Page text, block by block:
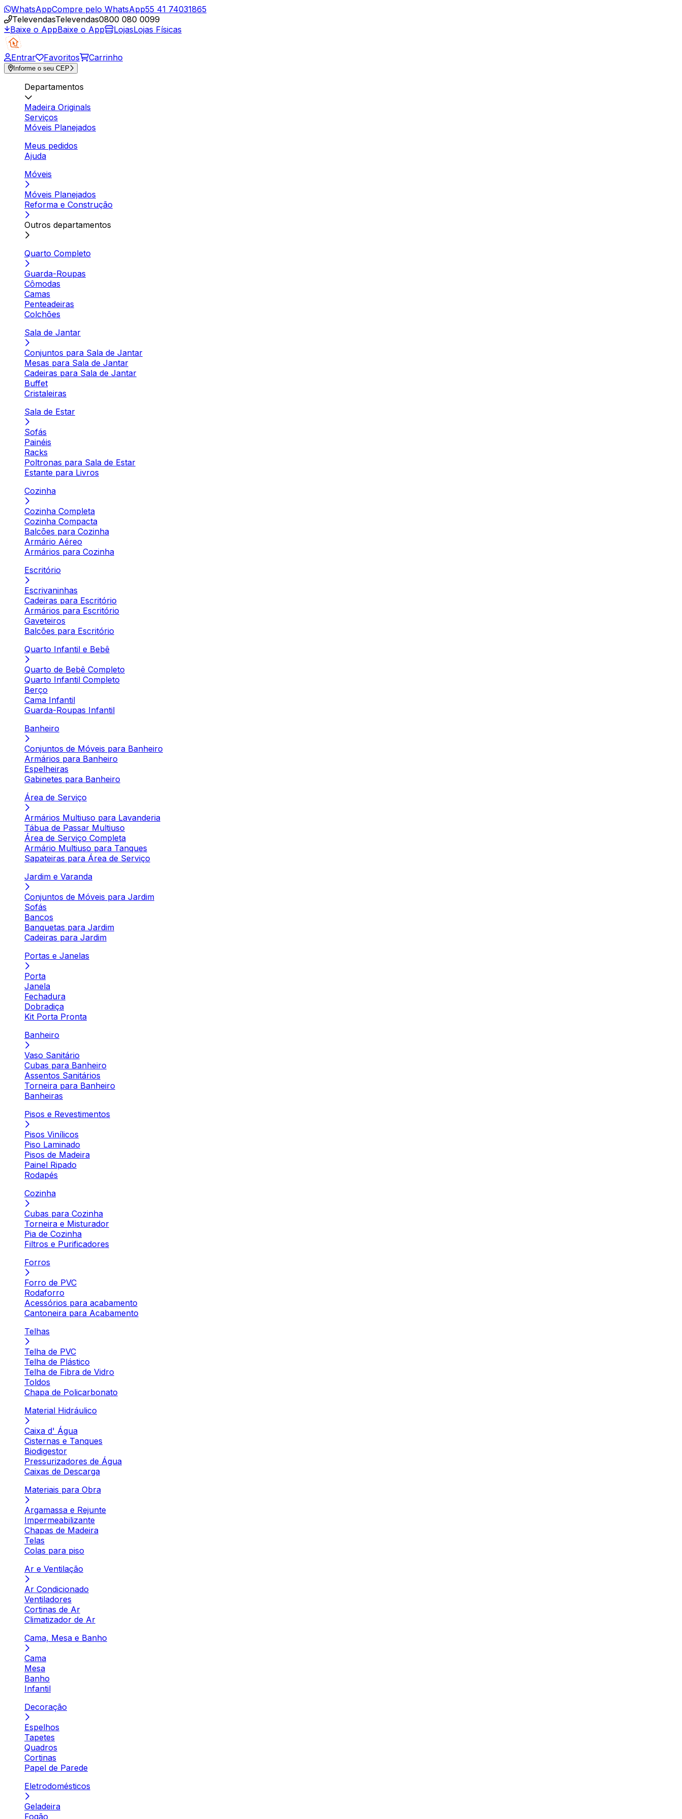
WhatsAppCompre pelo WhatsApp55 41 74031865
TelevendasTelevendas0800 080 0099
Baixe o AppBaixe o App LojasLojas Físicas
Entrar Favoritos Carrinho
Informe o seu CEP
Departamentos
Madeira Originals
Serviços
Móveis Planejados
Meus pedidos
Ajuda
Móveis
Móveis Planejados
Reforma e Construção
Outros departamentos
Quarto Completo
Guarda-Roupas
Cômodas
Camas
Penteadeiras
Colchões
Sala de Jantar
Conjuntos para Sala de Jantar
Mesas para Sala de Jantar
Cadeiras para Sala de Jantar
Buffet
Cristaleiras
Sala de Estar
Sofás
Painéis
Racks
Poltronas para Sala de Estar
Estante para Livros
Cozinha
Cozinha Completa
Cozinha Compacta
Balcões para Cozinha
Armário Aéreo
Armários para Cozinha
Escritório
Escrivaninhas
Cadeiras para Escritório
Armários para Escritório
Gaveteiros
Balcões para Escritório
Quarto Infantil e Bebê
Quarto de Bebê Completo
Quarto Infantil Completo
Berço
Cama Infantil
Guarda-Roupas Infantil
Banheiro
Conjuntos de Móveis para Banheiro
Armários para Banheiro
Espelheiras
Gabinetes para Banheiro
Área de Serviço
Armários Multiuso para Lavanderia
Tábua de Passar Multiuso
Área de Serviço Completa
Armário Multiuso para Tanques
Sapateiras para Área de Serviço
Jardim e Varanda
Conjuntos de Móveis para Jardim
Sofás
Bancos
Banquetas para Jardim
Cadeiras para Jardim
Portas e Janelas
Porta
Janela
Fechadura
Dobradiça
Kit Porta Pronta
Banheiro
Vaso Sanitário
Cubas para Banheiro
Assentos Sanitários
Torneira para Banheiro
Banheiras
Pisos e Revestimentos
Pisos Vinílicos
Piso Laminado
Pisos de Madeira
Painel Ripado
Rodapés
Cozinha
Cubas para Cozinha
Torneira e Misturador
Pia de Cozinha
Filtros e Purificadores
Forros
Forro de PVC
Rodaforro
Acessórios para acabamento
Cantoneira para Acabamento
Telhas
Telha de PVC
Telha de Plástico
Telha de Fibra de Vidro
Toldos
Chapa de Policarbonato
Material Hidráulico
Caixa d' Água
Cisternas e Tanques
Biodigestor
Pressurizadores de Água
Caixas de Descarga
Materiais para Obra
Argamassa e Rejunte
Impermeabilizante
Chapas de Madeira
Telas
Colas para piso
Ar e Ventilação
Ar Condicionado
Ventiladores
Cortinas de Ar
Climatizador de Ar
Cama, Mesa e Banho
Cama
Mesa
Banho
Infantil
Decoração
Espelhos
Tapetes
Quadros
Cortinas
Papel de Parede
Eletrodomésticos
Geladeira
Fogão